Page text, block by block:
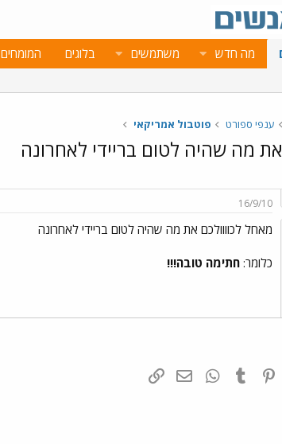
מה חדש משתמשים בלוגים המומחים
ענפי ספורט פוטבול אמריקאי
מה שהיה לטום בריידי לאחרונה
16/9/10
מאחל לכוווולכם את מה שהיה לטום בריידי לאחרונה
כלומר: חתימה טובה!!!
Reddit
Pinterest
Tumblr
WhatsAppדואר אלקטרוני